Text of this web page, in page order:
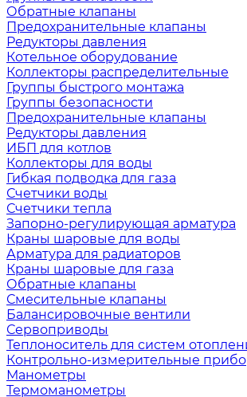
Обратные клапаны
Предохранительные клапаны
Редукторы давления
Котельное оборудование
Коллекторы распределительные
Группы быстрого монтажа
Группы безопасности
Предохранительные клапаны
Редукторы давления
ИБП для котлов
Коллекторы для воды
Гибкая подводка для газа
Счетчики воды
Счетчики тепла
Запорно-регулирующая арматура
Краны шаровые для воды
Арматура для радиаторов
Краны шаровые для газа
Обратные клапаны
Смесительные клапаны
Балансировочные вентили
Сервоприводы
Теплоноситель для систем
Контрольно-измерительные
Манометры
Термоманометры